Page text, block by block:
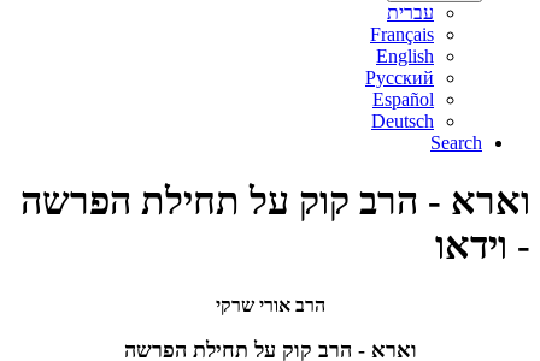
עברית
Français
English
Русский
Español
Deutsch
Search
וארא - הרב קוק על תחילת הפרשה
- וידאו
הרב אורי שרקי
וארא - הרב קוק על תחילת הפרשה